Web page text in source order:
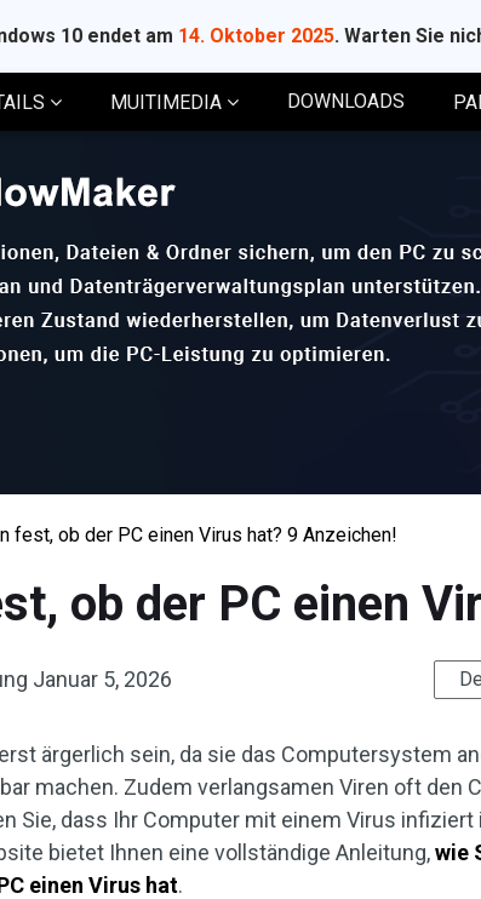
10 endet am 14. Oktober 2025. Warten Sie
MUITIMEDIA DOWNLOADS
fest, ob der PC einen Virus hat? 9 Anzeichen!
ob der PC einen
Januar 5, 2026
ärgerlich sein, da sie das Computersystem
machen. Zudem verlangsamen Viren oft den
Sie, dass Ihr Computer mit einem Virus infiziert
bietet Ihnen eine vollständige Anleitung,wie
einen Virus hat.